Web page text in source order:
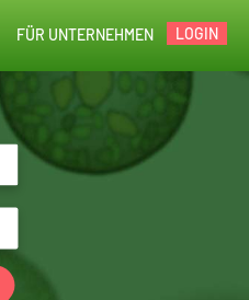
LOGIN
FÜR UNTERNEHMEN